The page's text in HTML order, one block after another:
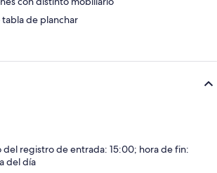
tabla de planchar
del registro de entrada: 15:00; hora de fin:
del día